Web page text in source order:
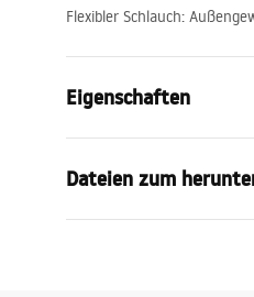
Flexibler Schlauch:
Eigenschaften
Montageart
Farbe
Dateien zum